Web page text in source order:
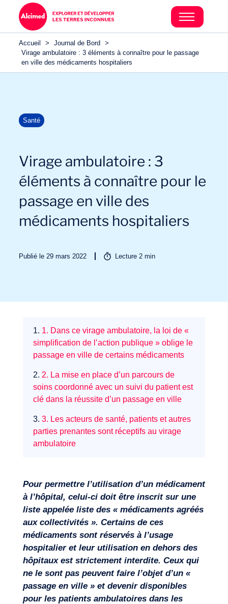
Accueil > Journal de Bord
>
Virage ambulatoire : 3 éléments à connaître pour le passage
en ville des médicaments hospitaliers
Santé
Virage ambulatoire : 3
éléments à connaître pour le
passage en ville des
médicaments hospitaliers
Publié le 29 mars 2022 Lecture2 min
1. 1. Dans ce virage ambulatoire, la loi de «
simplification de l’action publique » oblige le
passage en ville de certains médicaments
2. 2. La mise en place d’un parcours de
soins coordonné avec un suivi du patient est
clé dans la réussite d’un passage en ville
3. 3. Les acteurs de santé, patients et autres
parties prenantes sont réceptifs au virage
ambulatoire
Pour permettre l’utilisation d’un médicament
à l’hôpital, celui-ci doit être inscrit sur une
liste appelée liste des « médicaments agréés
aux collectivités ». Certains de ces
médicaments sont réservés à l’usage
hospitalier et leur utilisation en dehors des
hôpitaux est strictement interdite. Ceux qui
ne le sont pas peuvent faire l’objet d’un «
passage en ville » et devenir disponibles
pour les patients ambulatoires dans les